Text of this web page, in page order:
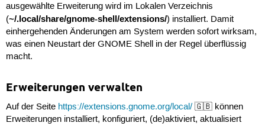
ausgewählte Erweiterung wird im Lokalen Verzeichnis
(~/.local/share/gnome-shell/extensions/) installiert. Damit
einhergehenden Änderungen am System werden sofort wirksam,
was einen Neustart der GNOME Shell in der Regel überflüssig
macht.
Erweiterungen verwalten
Auf der Seite https://extensions.gnome.org/local/🇬🇧 können
Erweiterungen installiert, konfiguriert, (de)aktiviert, aktualisiert